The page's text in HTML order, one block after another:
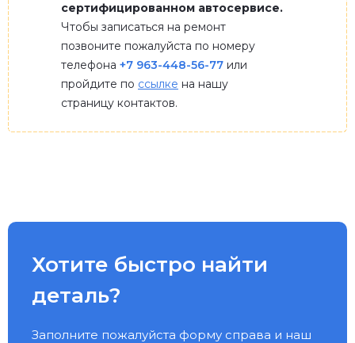
сертифицированном автосервисе.
Чтобы записаться на ремонт
позвоните пожалуйста по номеру
телефона +7 963-448-56-77 или
пройдите по ссылке на нашу
страницу контактов.
Хотите быстро найти
деталь?
Заполните пожалуйста форму справа и наш